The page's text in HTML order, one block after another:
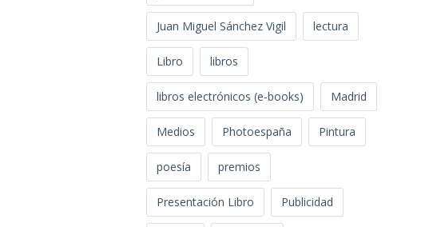
Juan Miguel Sánchez Vigil lectura
Libro libros
libros electrónicos (e-books) Madrid
Medios Photoespaña Pintura
poesía premios
Presentación Libro Publicidad